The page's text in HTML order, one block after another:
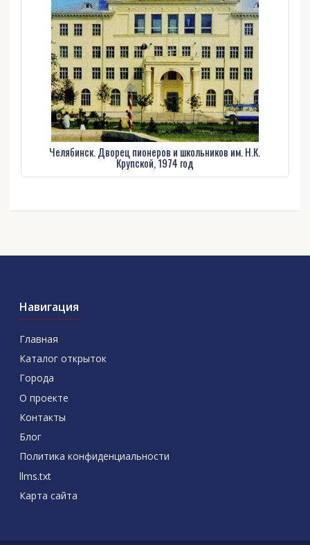
Челябинск. Дворец пионеров и школьников им. Н.К.
Крупской, 1974 год
Навигация
Главная
Каталог открыток
Города
О проекте
Контакты
Блог
Политика конфиденциальности
llms.txt
Карта сайта